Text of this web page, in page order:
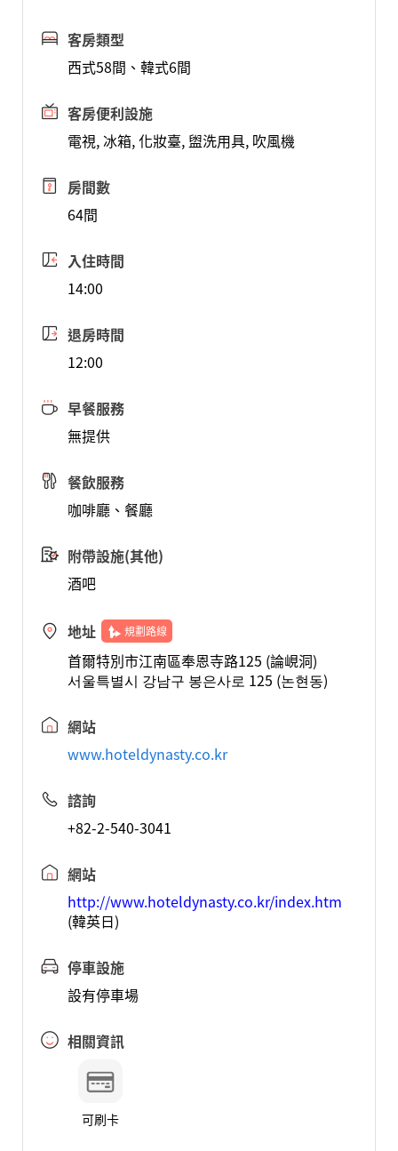
客房類型
西式58間、韓式6間
客房便利設施
電視, 冰箱, 化妝臺, 盥洗用具, 吹風機
房間數
64間
入住時間
14:00
退房時間
12:00
早餐服務
無提供
餐飲服務
咖啡廳、餐廳
附帶設施(其他)
酒吧
地址 規劃路線
首爾特別市江南區奉恩寺路125 (論峴洞)
서울특별시 강남구 봉은사로 125 (논현동)
網站
www.hoteldynasty.co.kr
諮詢
+82-2-540-3041
網站
http://www.hoteldynasty.co.kr/index.htm
(韓英日)
停車設施
設有停車場
相關資訊
可刷卡